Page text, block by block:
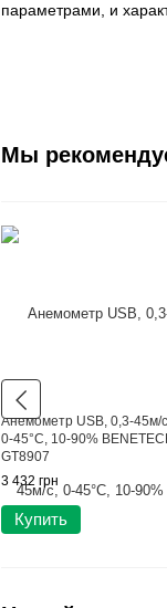
параметрами, и
Мы
Анемометр USB, 0,3-45м/
0-45°C, 10-90%
GT8907
3 432 грн
Купить